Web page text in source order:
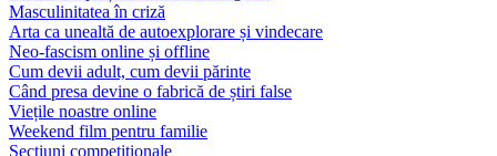
Masculinitatea în criză
Arta ca unealtă de autoexplorare și vindecare
Neo-fascism online și offline
Cum devii adult, cum devii părinte
Când presa devine o fabrică de știri false
Viețile noastre online
Weekend film pentru familie
Secțiuni competiționale